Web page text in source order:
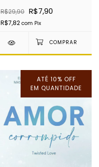
R$29,90 R$7,90
R$7,82 com Pix
ATÉ 10% OFF
EM QUANTIDADE